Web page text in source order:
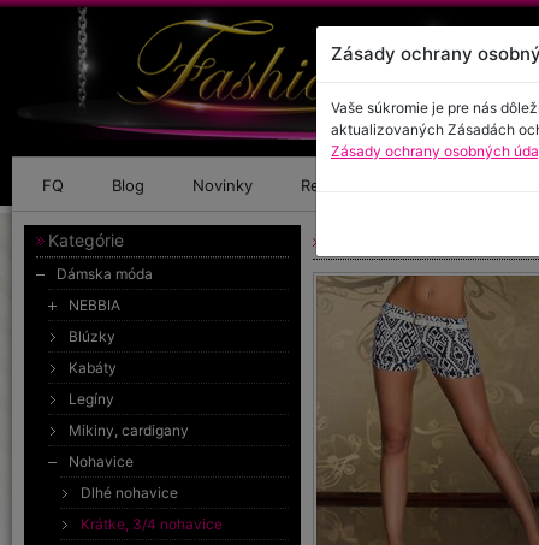
FQ Blog Novinky Referencie
Kategórie
Dámska móda
NEBBIA
Blúzky
Kabáty
Legíny
Mikiny, cardigany
Nohavice
Dlhé nohavice
Krátke, 3/4 nohavice
Zásady ochrany
Vaše súkromie je pre nás
aktualizovaných Zásadách
Zásady ochrany osobných